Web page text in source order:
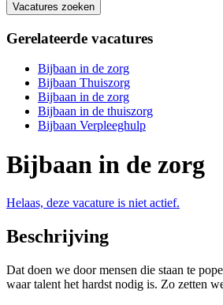
Vacatures zoeken
Gerelateerde vacatures
Bijbaan in de zorg
Bijbaan Thuiszorg
Bijbaan in de zorg
Bijbaan in de thuiszorg
Bijbaan Verpleeghulp
Bijbaan in de zorg
Helaas, deze vacature is niet actief.
Beschrijving
Dat doen we door mensen die staan te
waar talent het hardst nodig is. Zo zetten